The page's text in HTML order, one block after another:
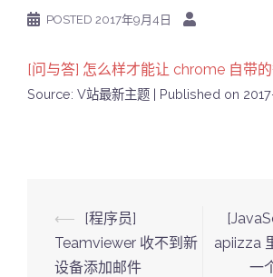
POSTED 2017年9月4日
[问与答] 怎么样才能让 chrome 自带
Source: V站最新主题 Published on
Post
navigation
⟵
[程序员]
Teamviewer 收不到新
设备添加邮件
apiizza
一